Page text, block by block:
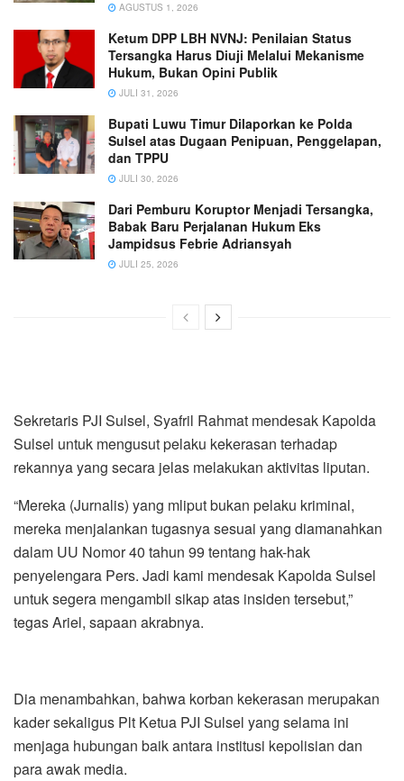
AGUSTUS 1, 2026
Ketum DPP LBH NVNJ: Penilaian Status
Tersangka Harus Diuji Melalui Mekanisme
Hukum, Bukan Opini Publik
JULI 31, 2026
Bupati Luwu Timur Dilaporkan ke Polda
Sulsel atas Dugaan Penipuan, Penggelapan,
dan TPPU
JULI 30, 2026
Dari Pemburu Koruptor Menjadi Tersangka,
Babak Baru Perjalanan Hukum Eks
Jampidsus Febrie Adriansyah
JULI 25, 2026
Sekretaris PJI Sulsel, Syafril Rahmat mendesak Kapolda
Sulsel untuk mengusut pelaku kekerasan terhadap
rekannya yang secara jelas melakukan aktivitas liputan.
“Mereka (Jurnalis) yang mliput bukan pelaku kriminal,
mereka menjalankan tugasnya sesuai yang diamanahkan
dalam UU Nomor 40 tahun 99 tentang hak-hak
penyelengara Pers. Jadi kami mendesak Kapolda Sulsel
untuk segera mengambil sikap atas insiden tersebut,”
tegas Ariel, sapaan akrabnya.
Dia menambahkan, bahwa korban kekerasan merupakan
kader sekaligus Plt Ketua PJI Sulsel yang selama ini
menjaga hubungan baik antara institusi kepolisian dan
para awak media.